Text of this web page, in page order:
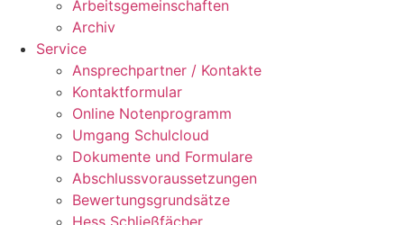
Arbeitsgemeinschaften
Archiv
Service
Ansprechpartner / Kontakte
Kontaktformular
Online Notenprogramm
Umgang Schulcloud
Dokumente und Formulare
Abschlussvoraussetzungen
Bewertungsgrundsätze
Hess Schließfächer